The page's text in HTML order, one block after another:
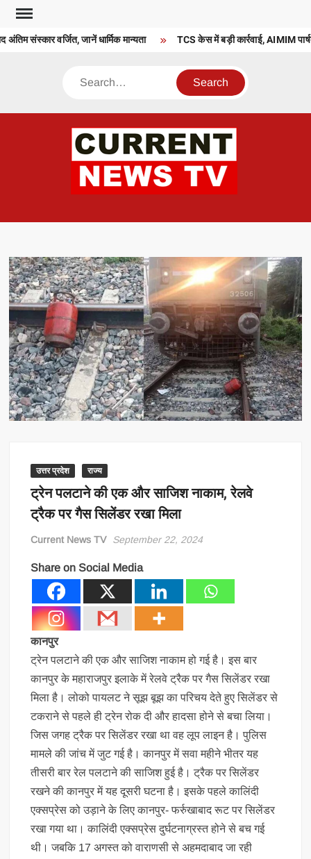
Skip
contentसंस्कार वर्जित, जानें धार्मिक मान्यता TCS केस में बड़ी कार्रवाई, AIMIM
Search
उत्तर प्रदेश राज्य
ट्रेन पलटाने की एक और साजिश नाकाम, रेलवे
ट्रैक पर गैस सिलेंडर रखा मिला
Current News TV September 22, 2024
Share on Social Media
कानपुर
ट्रेन पलटाने की एक और साजिश नाकाम हो गई है। इस बार
कानपुर के महाराजपुर इलाके में रेलवे ट्रैक पर गैस सिलेंडर रखा
मिला है। लोको पायलट ने सूझ बूझ का परिचय देते हुए सिलेंडर से
टकराने से पहले ही ट्रेन रोक दी और हादसा होने से बचा लिया।
जिस जगह ट्रैक पर सिलेंडर रखा था वह लूप लाइन है। पुलिस
मामले की जांच में जुट गई है। कानपुर में सवा महीने भीतर यह
तीसरी बार रेल पलटाने की साजिश हुई है। ट्रैक पर सिलेंडर
रखने की कानपुर में यह दूसरी घटना है। इसके पहले कालिंदी
एक्‍सप्रेस को उड़ाने के लिए कानपुर- फर्रुखाबाद रूट पर सिलेंडर
रखा गया था। कालिंदी एक्सप्रेस दुर्घटनाग्रस्त होने से बच गई
थी। जबकि 17 अगस्‍त को वाराणसी से अहमदाबाद जा रही